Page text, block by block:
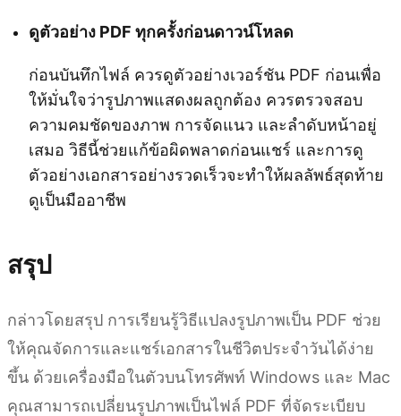
ดูตัวอย่าง PDF ทุกครั้งก่อนดาวน์โหลด
ก่อนบันทึกไฟล์ ควรดูตัวอย่างเวอร์ชัน PDF ก่อนเพื่อ
ให้มั่นใจว่ารูปภาพแสดงผลถูกต้อง ควรตรวจสอบ
ความคมชัดของภาพ การจัดแนว และลำดับหน้าอยู่
เสมอ วิธีนี้ช่วยแก้ข้อผิดพลาดก่อนแชร์ และการดู
ตัวอย่างเอกสารอย่างรวดเร็วจะทำให้ผลลัพธ์สุดท้าย
ดูเป็นมืออาชีพ
สรุป
กล่าวโดยสรุป การเรียนรู้วิธีแปลงรูปภาพเป็น PDF ช่วย
ให้คุณจัดการและแชร์เอกสารในชีวิตประจำวันได้ง่าย
ขึ้น ด้วยเครื่องมือในตัวบนโทรศัพท์ Windows และ Mac
คุณสามารถเปลี่ยนรูปภาพเป็นไฟล์ PDF ที่จัดระเบียบ